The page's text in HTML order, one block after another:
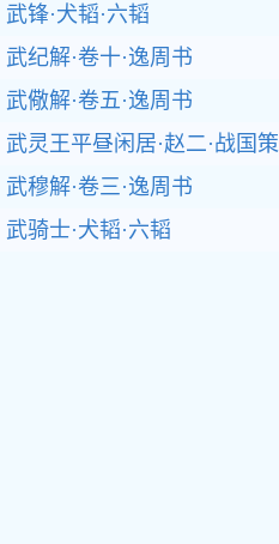
武锋·犬韬·六韬
武纪解·卷十·逸周书
武儆解·卷五·逸周书
武灵王平昼闲居·赵二·战国策
武穆解·卷三·逸周书
武骑士·犬韬·六韬